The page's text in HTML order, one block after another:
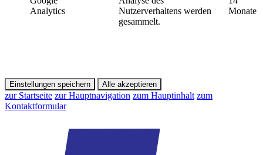
Analytics
Nutzerverhaltens werden
gesammelt.
Monate
Einstellungen speichern Alle akzeptieren
zur Startseite zur Hauptnavigation zum Hauptinhalt zum
Kontaktformular